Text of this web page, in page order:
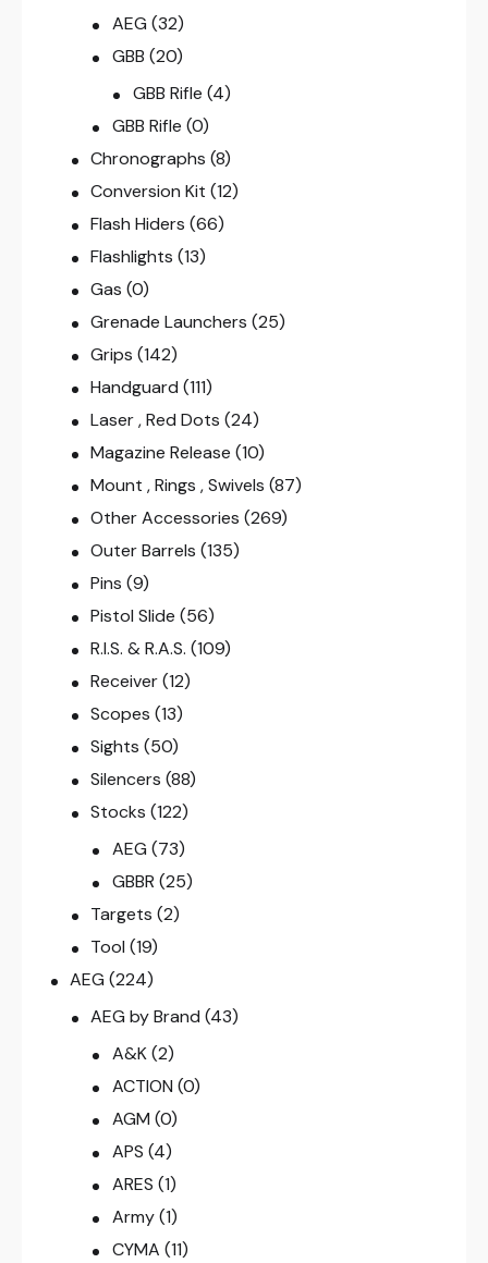
AEG (32)
GBB (20)
GBB Rifle (4)
GBB Rifle (0)
Chronographs (8)
Conversion Kit (12)
Flash Hiders (66)
Flashlights (13)
Gas (0)
Grenade Launchers (25)
Grips (142)
Handguard (111)
Laser , Red Dots (24)
Magazine Release (10)
Mount , Rings , Swivels (87)
Other Accessories (269)
Outer Barrels (135)
Pins (9)
Pistol Slide (56)
R.I.S. & R.A.S. (109)
Receiver (12)
Scopes (13)
Sights (50)
Silencers (88)
Stocks (122)
AEG (73)
GBBR (25)
Targets (2)
Tool (19)
AEG (224)
AEG by Brand (43)
A&K (2)
ACTION (0)
AGM (0)
APS (4)
ARES (1)
Army (1)
CYMA (11)